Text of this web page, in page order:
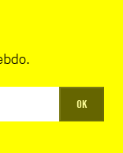
OK